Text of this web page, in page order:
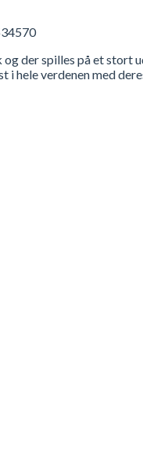
der spilles på et stort
hele verdenen med